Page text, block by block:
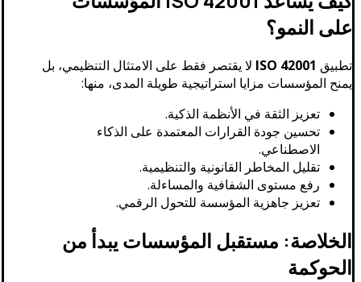
على النمو؟
تطبيق ISO 42001 لا يقتصر فقط على الامتثال التنظيمي، بل
يمنح المؤسسات مزايا استراتيجية طويلة المدى، منها:
تعزيز الثقة في الأنظمة الذكية.
تحسين جودة القرارات المعتمدة على الذكاء
الاصطناعي.
تقليل المخاطر القانونية والتنظيمية.
رفع مستوى الشفافية والمساءلة.
تعزيز جاهزية المؤسسة للتحول الرقمي.
الخلاصة: مستقبل المؤسسات يبدأ من
الحوكمة